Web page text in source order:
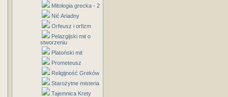
Mitologia grecka - 2
Nić Ariadny
Orfeusz i orfizm
Pelazgijski mit o
stworzeniu
Platoński mit
Prometeusz
Religijność Greków
Starożytne misteria
Tajemnica Krety